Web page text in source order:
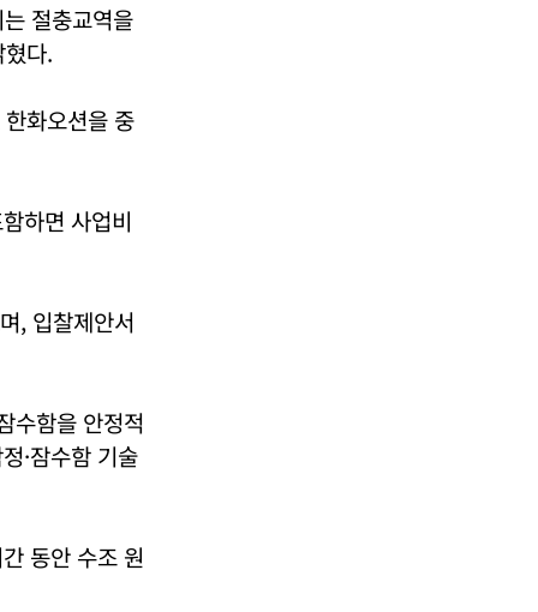
절충교역을
다.
화오션을 중
하면 사업비
, 입찰제안서
수함을 안정적
·잠수함 기술
동안 수조 원